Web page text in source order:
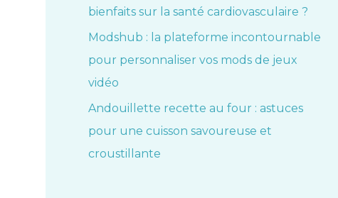
bienfaits sur la santé cardiovasculaire ?
Modshub : la plateforme incontournable
pour personnaliser vos mods de jeux
vidéo
Andouillette recette au four : astuces
pour une cuisson savoureuse et
croustillante